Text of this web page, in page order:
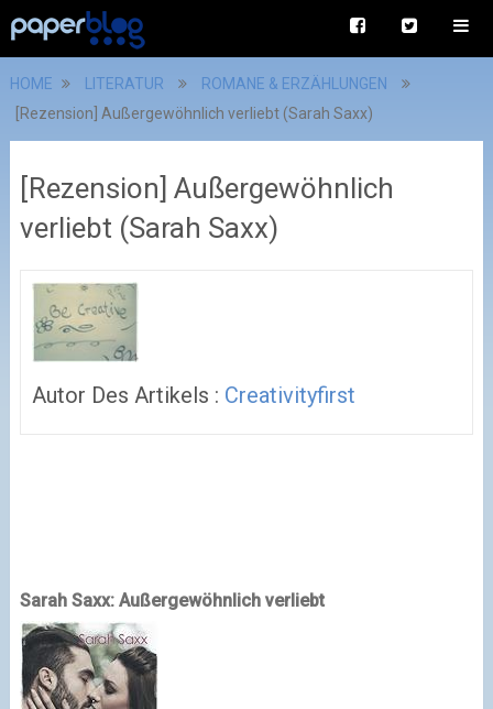
HOME LITERATUR
ROMANE & ERZÄHLUNGEN
[Rezension] Außergewöhnlich verliebt (Sarah Saxx)
[Rezension] Außergewöhnlich
verliebt (Sarah Saxx)
Autor Des Artikels : Creativityfirst
Sarah Saxx: Außergewöhnlich verliebt